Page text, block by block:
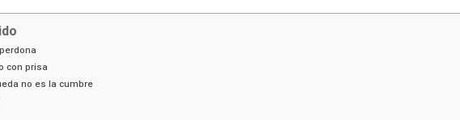
con prisa
no es la cumbre